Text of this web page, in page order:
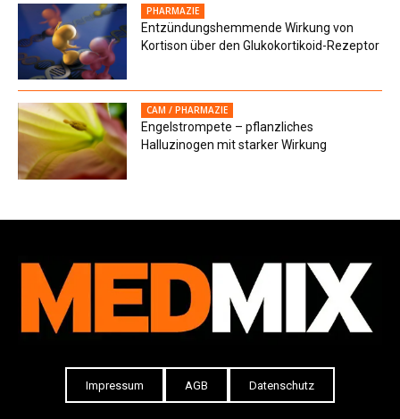
PHARMAZIE
Entzündungshemmende Wirkung von
Kortison über den Glukokortikoid-Rezeptor
CAM / PHARMAZIE
Engelstrompete – pflanzliches
Halluzinogen mit starker Wirkung
Impressum AGB Datenschutz